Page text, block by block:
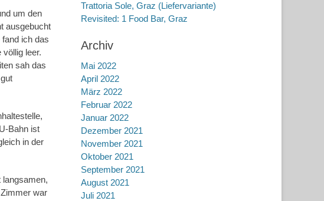
um den
ausgebucht
ich das
leer.
sah das
Bahn ist
in der
langsamen,
war
Trattoria Sole, Graz (Liefervariante)
Revisited: 1 Food Bar, Graz
Archiv
Mai 2022
April 2022
März 2022
Februar 2022
Januar 2022
Dezember 2021
November 2021
Oktober 2021
September 2021
August 2021
Juli 2021